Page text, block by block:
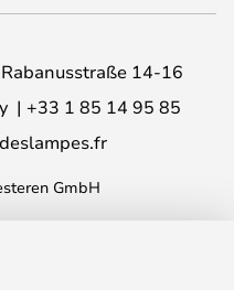
Rabanusstraße 14-16
+33 1 85 14 95 85
GmbH